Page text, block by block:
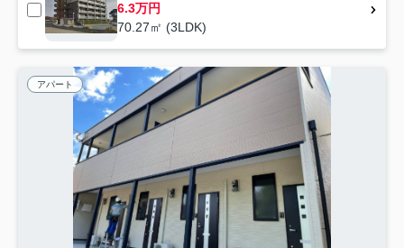
6.3万円
70.27㎡ (3LDK)
アパート